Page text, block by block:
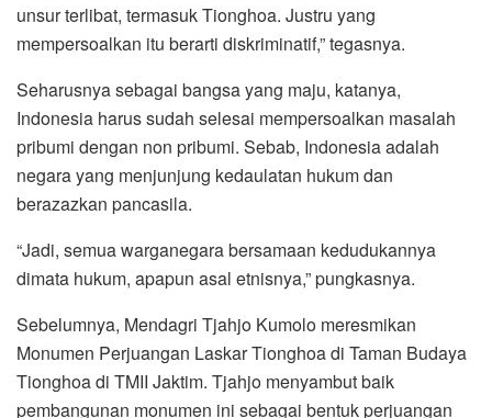
unsur terlibat, termasuk Tionghoa. Justru yang
mempersoalkan itu berarti diskriminatif,” tegasnya.
Seharusnya sebagai bangsa yang maju, katanya,
Indonesia harus sudah selesai mempersoalkan masalah
pribumi dengan non pribumi. Sebab, Indonesia adalah
negara yang menjunjung kedaulatan hukum dan
berazazkan pancasila.
“Jadi, semua warganegara bersamaan kedudukannya
dimata hukum, apapun asal etnisnya‎,” pungkasnya.
Sebelumnya, Mendagri Tjahjo Kumolo meresmikan
Monumen Perjuangan Laskar Tionghoa di Taman Budaya
Tionghoa di TMII Jaktim. Tjahjo menyambut baik
pembangunan monumen ini sebagai bentuk perjuangan